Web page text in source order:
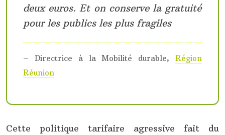
deux euros. Et on conserve la gratuité
pour les publics les plus fragiles
– Directrice à la Mobilité durable, Région
Réunion
Cette politique tarifaire agressive fait du